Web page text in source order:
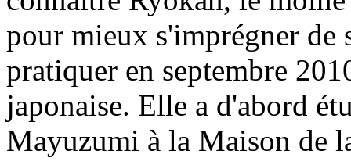
pour mieux s'imprégner de
pratiquer en septembre
japonaise. Elle a d'abord
Mayuzumi à la Maison de